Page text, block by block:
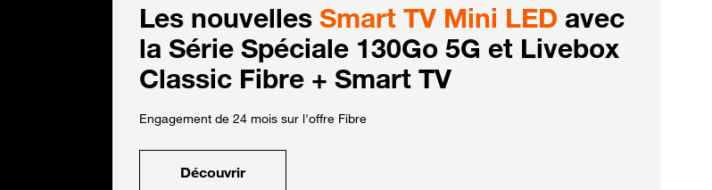
Les nouvelles Smart TV Mini LED avec
la Série Spéciale 130Go 5G et Livebox
Classic Fibre + Smart TV
Engagement de 24 mois sur l'offre Fibre
Découvrir